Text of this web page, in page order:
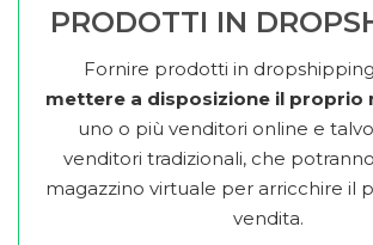
PRODOTTI IN
Fornire prodotti in
mettere a disposizione il proprio
uno o più venditori online e
venditori tradizionali, che
magazzino virtuale per arricchire il
vendita.